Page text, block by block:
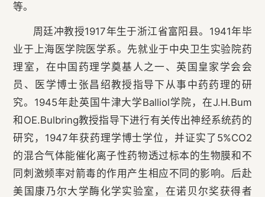
等。
周廷冲教授1917年生于浙江省富阳县。1941年毕
业于上海医学院医学系。先就业于中央卫生实验院药
理室，在中国药理学奠基人之一、英国皇家学会会
员、医学博士张昌绍教授指导下从事中药药理的研
究。1945年赴英国牛津大学Balliol学院，在J.H.Bum
和OE.Bulbring教授指导下进行有关传出神经系统药的
研究，1947年获药理学博士学位，并证实了5%CO2
的混合气体能催化离子性药物透过标本的生物膜和不
同刺激频率对箭毒的作用产生相应不同的影响。后赴
美国康乃尔大学酶化学实验室，在诺贝尔奖获得者